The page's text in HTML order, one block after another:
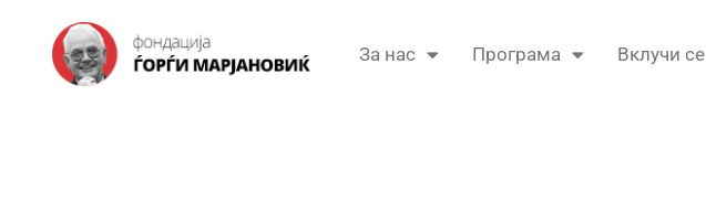
За нас Програма Вклучи се